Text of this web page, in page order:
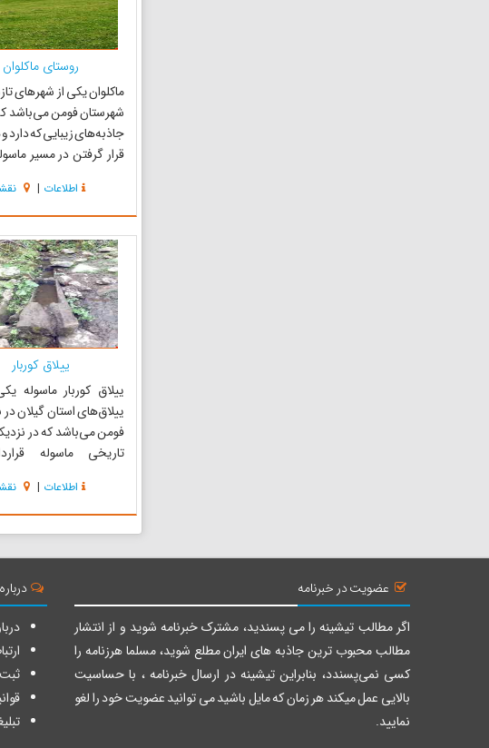
روستای ماکلوان
ماکلوان یکی از شهر‌های
شهرستان فومن می‌باشد
جاذبه‌های زیبایی که دارد
قرار گرفتن در مسیر
گردشگران زیادی از داخل
همچنین سایر نقاط
این شهر زیبا حدود چهل و
سطح دریا مرتفع‌تر
اطلاعات |
ییلاق کوربار
ییلاق کوربار ماسوله
ییلاق‌‌های استان گیلان
فومن می‌باشد که در
تاریخی ماسوله
کمتر به معرفی آن
معرفی چندانی در رابطه
ماسوله صورت نگرفته
کوربار در میان کوه‌‌های
اطلاعات |
عضویت در خبرنامه
اگر مطالب تیشینه را می پسندید، مشترک خبرنامه شوید و از انتشار
مطالب محبوب ترین جاذبه های ایران مطلع شوید، مسلما هرزنامه را
کسی نمی‌پسندد، بنابراین تیشینه در ارسال خبرنامه ، با حساسیت
بالایی عمل میکند هر زمان که مایل باشید می توانید عضویت خود را لغو
نمایید.